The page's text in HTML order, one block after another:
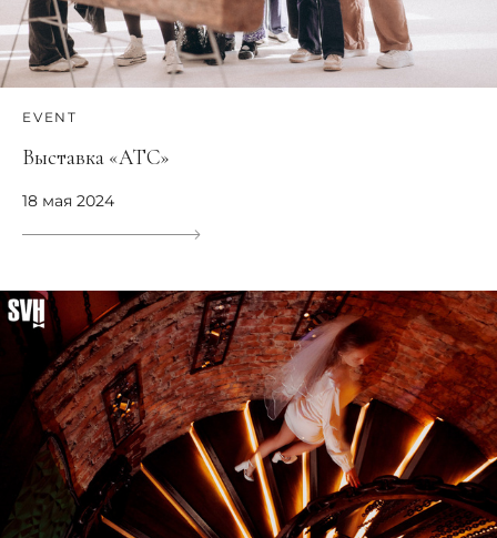
EVENT
Выставка «АТС»
18 мая 2024